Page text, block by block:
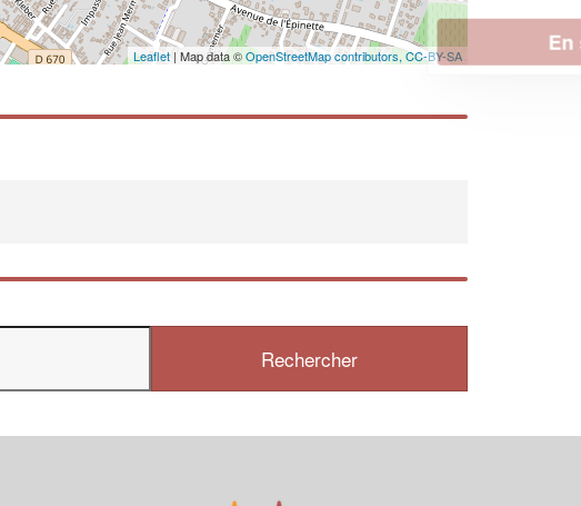
Leaflet | Map data ©OpenStreetMap contributors, CC-BY-SA
En savoir plus